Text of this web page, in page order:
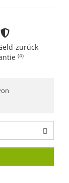
zurück-
(4)